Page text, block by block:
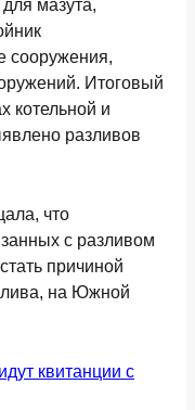
мазута,
сооружения,
Итоговый
котельной и
разливов
что
с разливом
причиной
на Южной
квитанции с